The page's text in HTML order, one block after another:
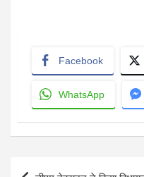
Facebook
WhatsApp
Post